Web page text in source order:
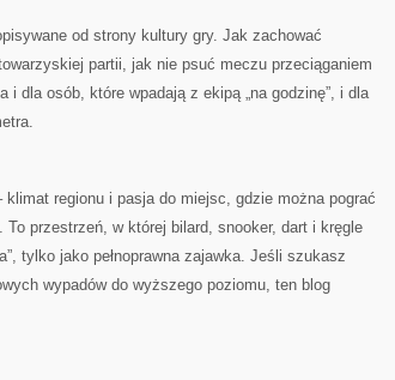
od strony kultury gry. Jak zachować
partii, jak nie psuć meczu przeciąganiem
dla osób, które wpadają z ekipą „na godzinę”, i dla
regionu i pasja do miejsc, gdzie można pograć
przestrzeń, w której bilard, snooker, dart i kręgle
tylko jako pełnoprawna zajawka. Jeśli szukasz
wypadów do wyższego poziomu, ten blog